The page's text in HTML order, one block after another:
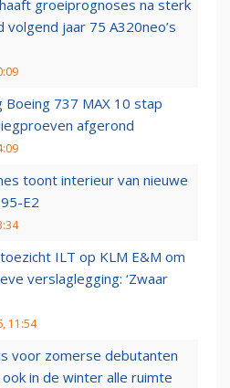
groeiprognoses na sterk
volgend jaar 75 A320neo’s
Boeing 737 MAX 10 stap
afgerond
toont interieur van nieuwe
E2
ILT op KLM E&M om
verslaglegging: ‘Zwaar
11:54
voor zomerse debutanten
ook in de winter alle ruimte